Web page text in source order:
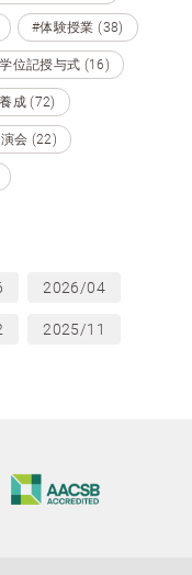
#体験授業 (38)
位記授与式 (16)
成 (72)
会 (22)
2026/04
2025/11